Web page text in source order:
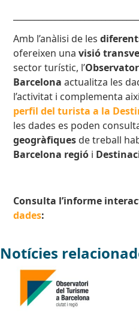
Amb l’anàlisi de les
ofereixen unavisió
sector turístic, l’
Barcelonaactualitza les
l’activitat i complementa
perfil del turista a la
les dades es poden
geogràfiques de treball
Barcelona regió i
Consulta l’informe
dades:
Notícies